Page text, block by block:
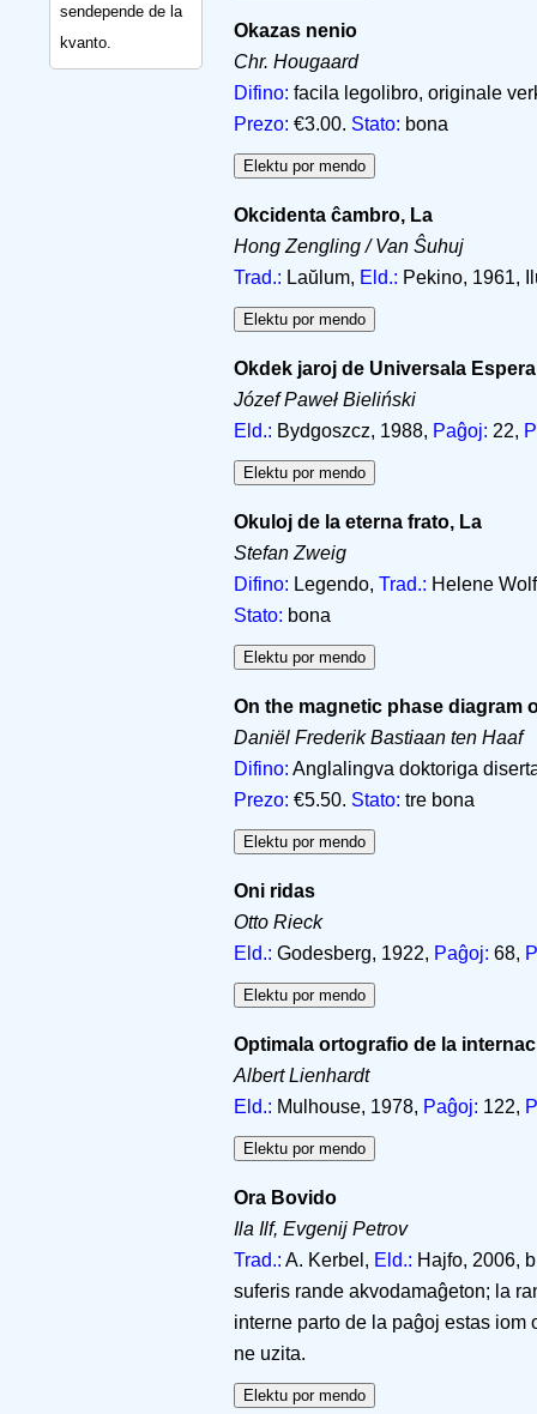
sendepende de la
kvanto.
Okazas nenio
Chr. Hougaard
Difino: facila legolibro, originale
Prezo: €3.00. Stato: bona
Okcidenta ĉambro, La
Hong Zengling / Van Ŝuhuj
Trad.: Laŭlum, Eld.: Pekino, 1961,
Okdek jaroj de Universala
Józef Paweł Bieliński
Eld.: Bydgoszcz, 1988, Paĝoj: 22,
Okuloj de la eterna frato, La
Stefan Zweig
Difino: Legendo, Trad.: Helene
Stato: bona
On the magnetic phase diagram
Daniël Frederik Bastiaan ten Haaf
Difino: Anglalingva doktoriga
Prezo: €5.50. Stato: tre bona
Oni ridas
Otto Rieck
Eld.: Godesberg, 1922, Paĝoj: 68,
Optimala ortografio de la
Albert Lienhardt
Eld.: Mulhouse, 1978, Paĝoj: 122,
Ora Bovido
Ila Ilf, Evgenij Petrov
Trad.: A. Kerbel, Eld.: Hajfo, 2006,
suferis rande akvodamaĝeton; la
interne parto de la paĝoj estas
ne uzita.